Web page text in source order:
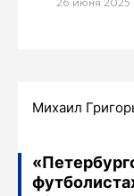
26 июня 2025
Михаил